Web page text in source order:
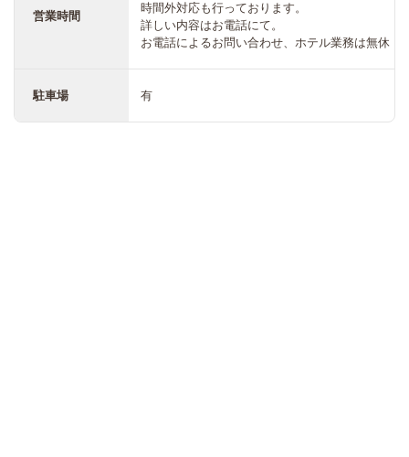
営業時間
時間外対応も行っております。
詳しい内容はお電話にて。
お電話によるお問い合わせ、ホテル業務は無休
駐車場 有